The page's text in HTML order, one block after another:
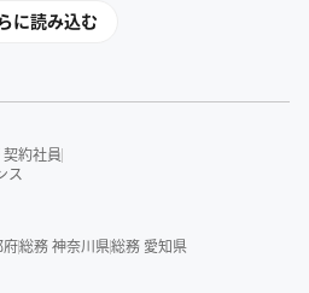
に読み込む
契約社員
ス
府総務 神奈川県総務 愛知県